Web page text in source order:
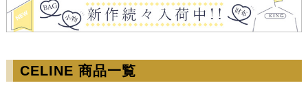
CELINE 商品一覧